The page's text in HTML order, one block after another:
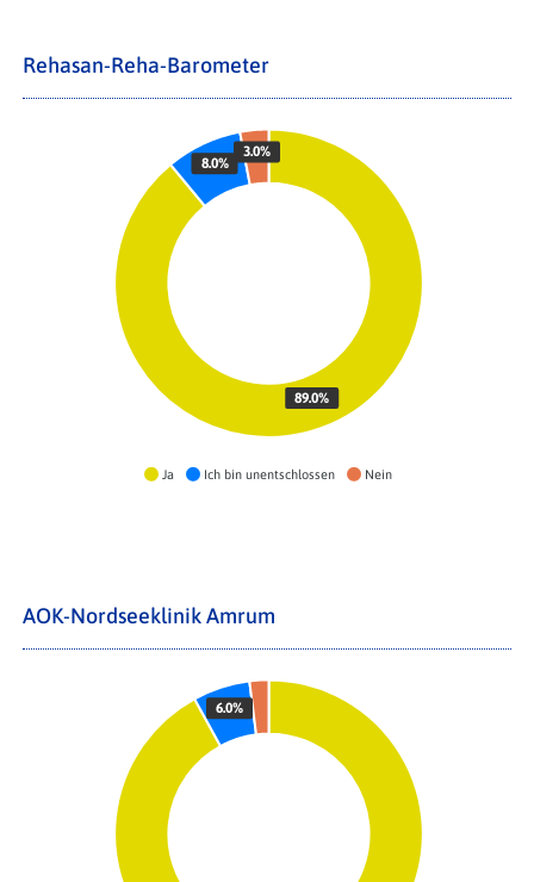
Rehasan-Reha-Barometer
Ja Ich bin unentschlossen Nein
89.0%
8.0%
3.0%
AOK-Nordseeklinik Amrum
6.0%